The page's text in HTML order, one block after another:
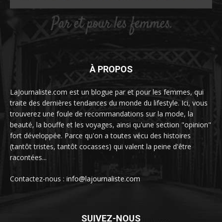
À PROPOS
LaJournaliste.com est un blogue par et pour les femmes, qui
traite des dernières tendances du monde du lifestyle. Ici, vous
trouverez une foule de recommandations sur la mode, la
beauté, la bouffe et les voyages, ainsi qu'une section "opinion"
fort développée. Parce qu'on a toutes vécu des histoires
(tantôt tristes, tantôt cocasses) qui valent la peine d'être
racontées...
Contactez-nous : info@lajournaliste.com
SUIVEZ-NOUS